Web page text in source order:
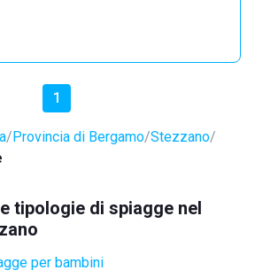
1
Provincia di Bergamo Stezzano
tipologie di spiagge nel
per bambini